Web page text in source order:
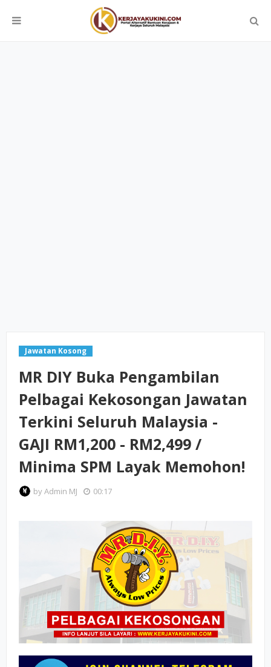
Jawatan Kosong
MR DIY Buka Pengambilan
Pelbagai Kekosongan Jawatan
Terkini Seluruh Malaysia -
GAJI RM1,200 - RM2,499 /
Minima SPM Layak Memohon!
byAdmin MJ 00:17